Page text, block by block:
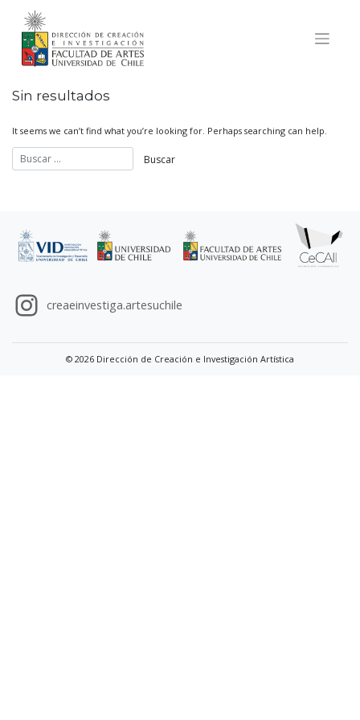
content
Sin resultados
It seems we can’t find what you’re looking for. Perhaps searching can help.
creaeinvestiga.artesuchile
© 2026 Dirección de Creación e Investigación Artística